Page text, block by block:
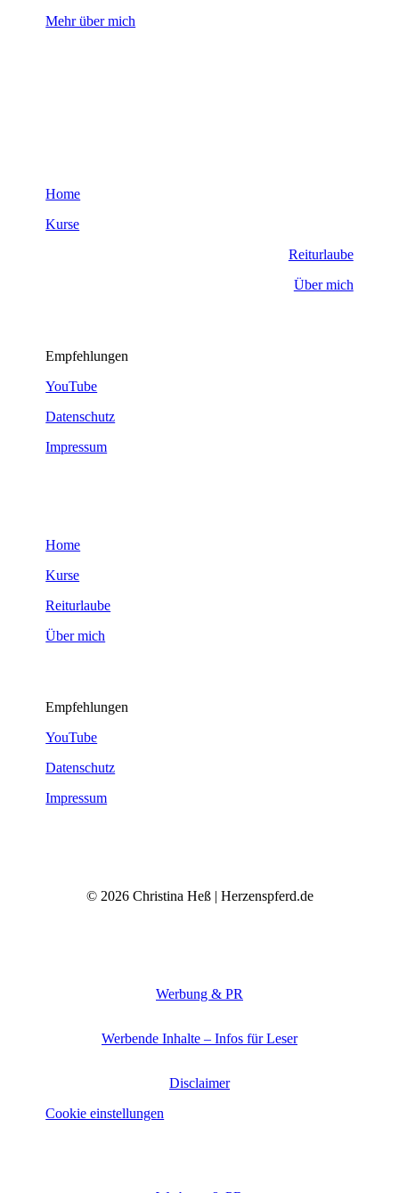
Mehr über mich
Home
Kurse
Reiturlaube
Über mich
Empfehlungen
YouTube
Datenschutz
Impressum
Home
Kurse
Reiturlaube
Über mich
Empfehlungen
YouTube
Datenschutz
Impressum
© 2026 Christina Heß | Herzenspferd.de
Werbung & PR
Werbende Inhalte – Infos für Leser
Disclaimer
Cookie einstellungen